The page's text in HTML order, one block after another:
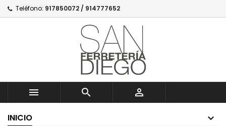
Teléfono: 917850072 / 914777652
  
INICIO